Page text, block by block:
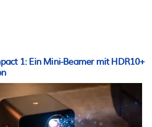
1: Ein Mini-Beamer mit HDR10+